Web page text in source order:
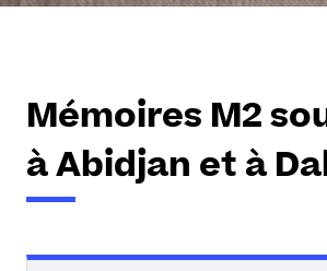
Mémoires M2
à Abidjan et à